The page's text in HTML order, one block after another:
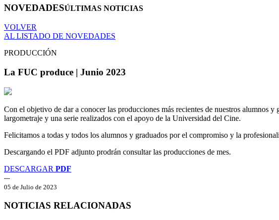
NOVEDADESÚLTIMAS NOTICIAS
VOLVER
AL LISTADO DE NOVEDADES
PRODUCCIÓN
La FUC produce | Junio 2023
Con el objetivo de dar a conocer las producciones más recientes de nuestros alumnos
largometraje y una serie realizados con el apoyo de la Universidad del Cine.
Felicitamos a todas y todos los alumnos y graduados por el compromiso y la
Descargando el PDF adjunto prodrán consultar las producciones de mes.
DESCARGAR PDF
---
05 de Julio de 2023
NOTICIAS RELACIONADAS